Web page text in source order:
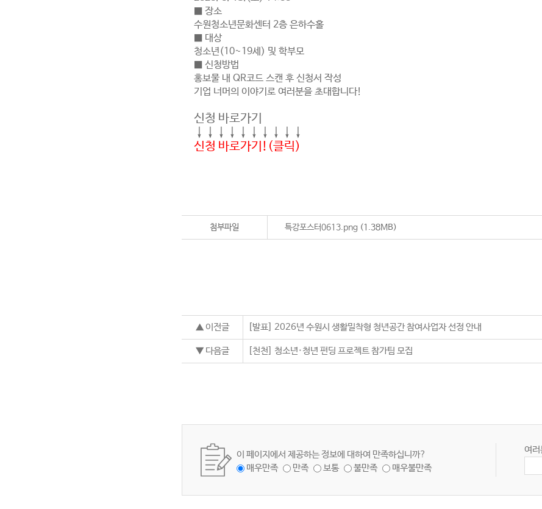
■ 장소
수원청소년문화센터 2층 은하수홀
■ 대상
청소년(10~19세) 및 학부모
■ 신청방법
홍보물 내 QR코드 스캔 후 신청서 작성
기업 너머의 이야기로 여러분을 초대합니다!
신청 바로가기
↓↓↓↓↓↓↓↓↓↓
신청 바로가기! (클릭)
첨부파일 특강포스터0613.png (1.38MB)
▲ 이전글 [발표] 2026년 수원시 생활밀착형 청년공간 참여사업자 선정 안내
▼ 다음글 [천천] 청소년·청년 펀딩 프로젝트 참가팀 모집
이 페이지에서 제공하는 정보에 대하여 만족하십니까?
매우만족
만족 보통 불만족 매우불만족
여러